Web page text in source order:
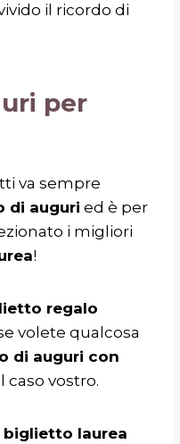
il ricordo di
per
va sempre
di auguri ed è per
i migliori
!
regalo
volete qualcosa
di auguri con
caso vostro.
biglietto laurea